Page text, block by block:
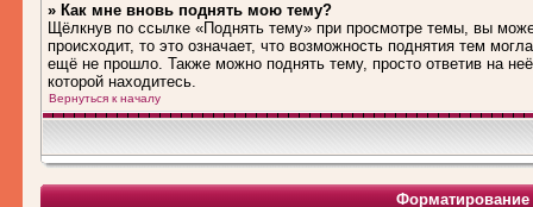
» Как мне вновь поднять мою тему?
Щёлкнув по ссылке «Поднять тему» при просмотре темы, вы
происходит, то это означает, что возможность поднятия тем
ещё не прошло. Также можно поднять тему, просто ответив на
которой находитесь.
Вернуться к началу